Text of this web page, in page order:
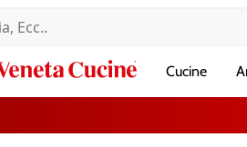
VenetaCucine